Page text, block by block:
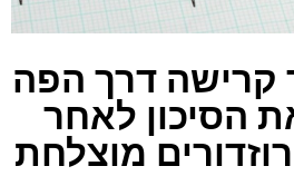
קרישה דרך הפה
הסיכון לאחר
מוצלחת